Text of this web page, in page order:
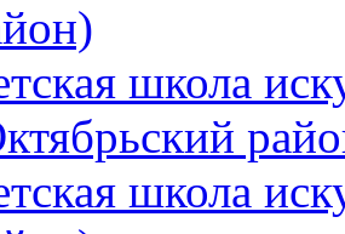
школа
школа